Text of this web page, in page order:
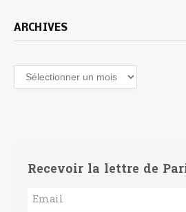
ARCHIVES
Archives
Recevoir la lettre de